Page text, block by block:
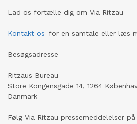
Lad os fortælle dig om Via Ritzau
Kontakt os for en samtale eller læs
Besøgsadresse
Ritzaus Bureau
Store Kongensgade 14, 1264
Danmark
Følg Via Ritzau pressemeddelelser på